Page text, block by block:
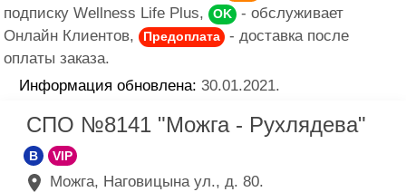
подписку Wellness Life Plus, OK
- обслуживает
Онлайн Клиентов, Предоплата
- доставка после
оплаты заказа.
Информация обновлена: 30.01.2021.
СПО №8141 "Можга - Рухлядева"
B VIP
Можга, Наговицына ул., д. 80.